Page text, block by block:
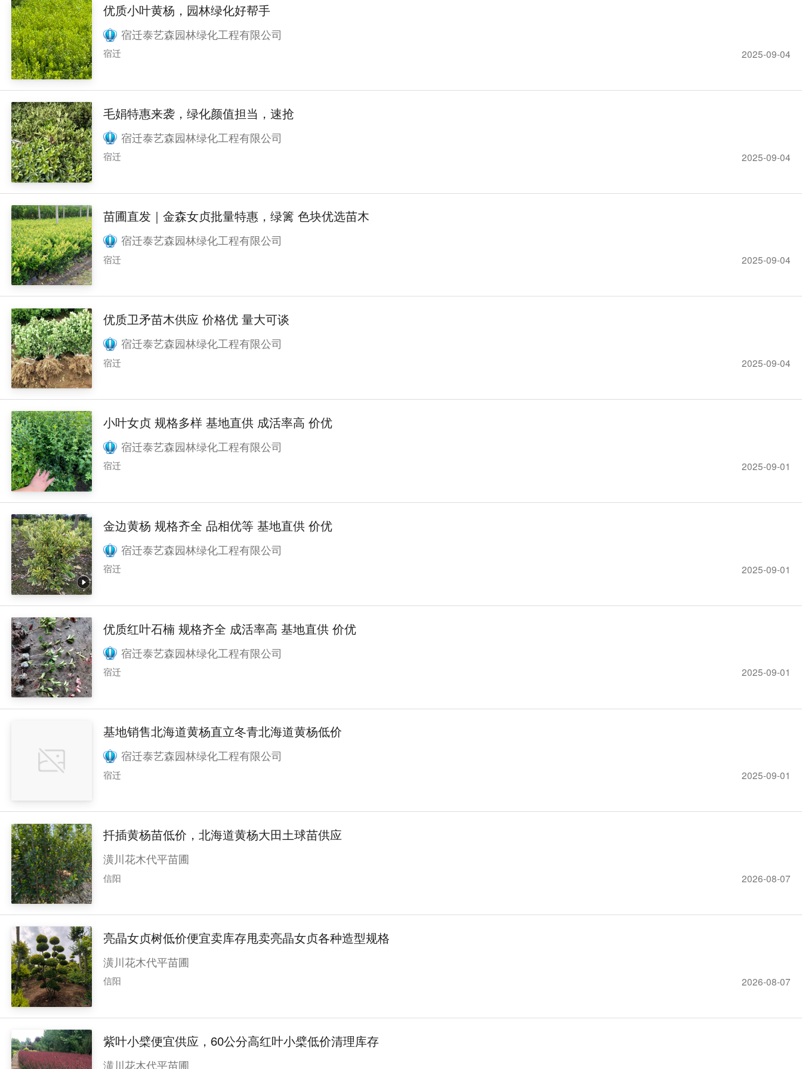
优质小叶黄杨，园林绿化好帮手
宿迁泰艺森园林绿化工程有限公司
宿迁 2025-09-04
毛娟特惠来袭，绿化颜值担当，速抢
宿迁泰艺森园林绿化工程有限公司
宿迁 2025-09-04
苗圃直发｜金森女贞批量特惠，绿篱 色块优选苗木
宿迁泰艺森园林绿化工程有限公司
宿迁 2025-09-04
优质卫矛苗木供应 价格优 量大可谈
宿迁泰艺森园林绿化工程有限公司
宿迁 2025-09-04
小叶女贞 规格多样 基地直供 成活率高 价优
宿迁泰艺森园林绿化工程有限公司
宿迁 2025-09-01
金边黄杨 规格齐全 品相优等 基地直供 价优
宿迁泰艺森园林绿化工程有限公司
宿迁 2025-09-01
优质红叶石楠 规格齐全 成活率高 基地直供 价优
宿迁泰艺森园林绿化工程有限公司
宿迁 2025-09-01
基地销售北海道黄杨直立冬青北海道黄杨低价
宿迁泰艺森园林绿化工程有限公司
宿迁 2025-09-01
扦插黄杨苗低价，北海道黄杨大田土球苗供应
潢川花木代平苗圃
信阳 2026-08-07
亮晶女贞树低价便宜卖库存甩卖亮晶女贞各种造型规格
潢川花木代平苗圃
信阳 2026-08-07
紫叶小檗便宜供应，60公分高红叶小檗低价清理库存
潢川花木代平苗圃